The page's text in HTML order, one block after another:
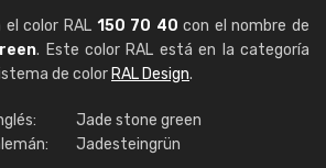
color RAL 150 70 40 con el nombre de
. Este color RAL está en la categoría
de color RAL Design.
Jade stone green
Jadesteingrün